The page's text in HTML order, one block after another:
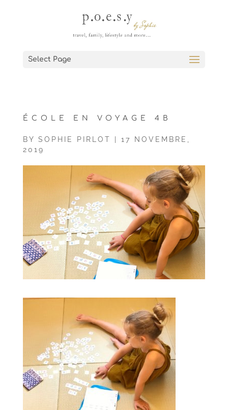
Select Page
ÉCOLE EN VOYAGE 4B
BY SOPHIE PIRLOT
17 NOVEMBRE,
2019